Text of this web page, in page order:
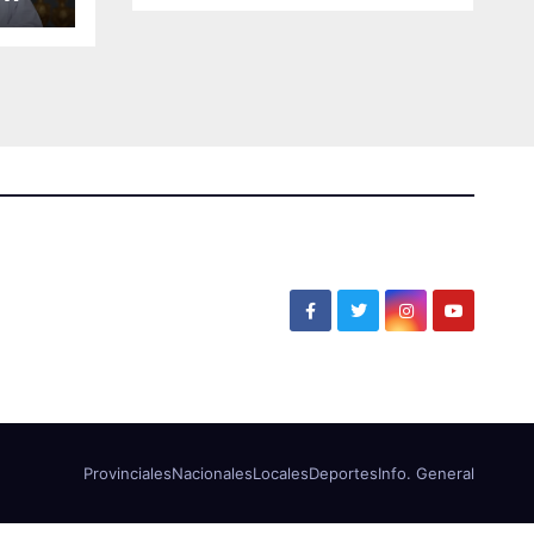
ProvincialesNacionalesLocalesDeportesInfo. General